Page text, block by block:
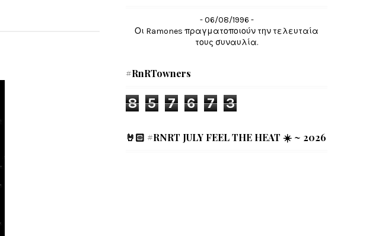
- 06/08/1996 -
Οι Ramones πραγματοποιούν την τελευταία
τους συναυλία.
#RnRTowners
8 5 7 6 7 3
🤘🏻 #RNRT JULY FEEL THE HEAT ☀️ ~ 2026